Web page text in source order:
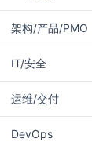
架构/产品/PMO
IT/安全
运维/交付
DevOps